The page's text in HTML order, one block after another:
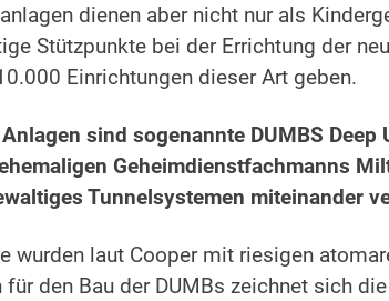
dienen aber nicht nur als
Stützpunkte bei der Errichtung der
Einrichtungen dieser Art geben.
sind sogenannte DUMBS
Geheimdienstfachmanns
Tunnelsystemen miteinander
wurden laut Cooper mit riesigen
den Bau der DUMBs zeichnet sich